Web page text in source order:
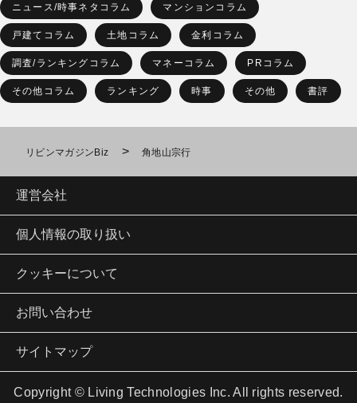
ニュース/時事ネタコラム マンションコラム
戸建てコラム 土地コラム 金利コラム
調査/ランキングコラム マネーコラム PRコラム
その他コラム ランキング 時事 その他 書評
リビンマガジンBiz > 角地山宗行
運営会社
個人情報の取り扱い
クッキーについて
お問い合わせ
サイトマップ
Copyright © Living Technologies Inc. All rights reserved.